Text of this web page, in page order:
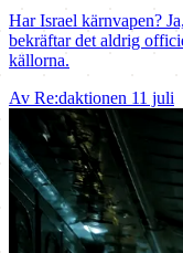
Har Israel kärnvapen?
bekräftar det aldrig
källorna.
Av Re:daktionen 11 juli